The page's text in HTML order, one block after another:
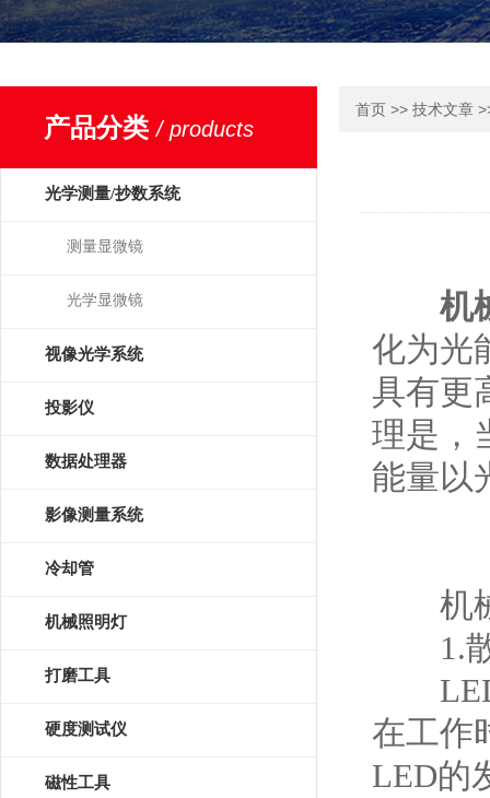
产品分类/ products
光学测量/抄数系统
测量显微镜
光学显微镜
视像光学系统
投影仪
数据处理器
影像测量系统
冷却管
机械照明灯
打磨工具
硬度测试仪
磁性工具
首页 >> 技术文章
机
化为光
具有更
理是，
能量以
机械
1.散
LED
在工作
LED的